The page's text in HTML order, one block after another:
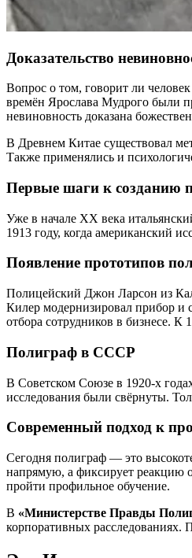
Доказательство
Вопрос о том, говорит ли
времён Ярослава Мудрого были
невиновность доказана
В Древнем Китае существовал
Также применялись и
Первые шаги к созданию
Уже в начале XX века
1913 году, когда американский
Появление прототипов
Полицейский Джон Ларсон из
Килер модернизировал прибор и
отбора сотрудников в бизнесе.
Полиграф в СССР
В Советском Союзе в 1920-х
исследования были свёрнуты.
Современный подход к
Сегодня полиграф — это
напрямую, а фиксирует реакцию
пройти профильное обучение.
В «Министерстве Правды
корпоративных расследованиях.